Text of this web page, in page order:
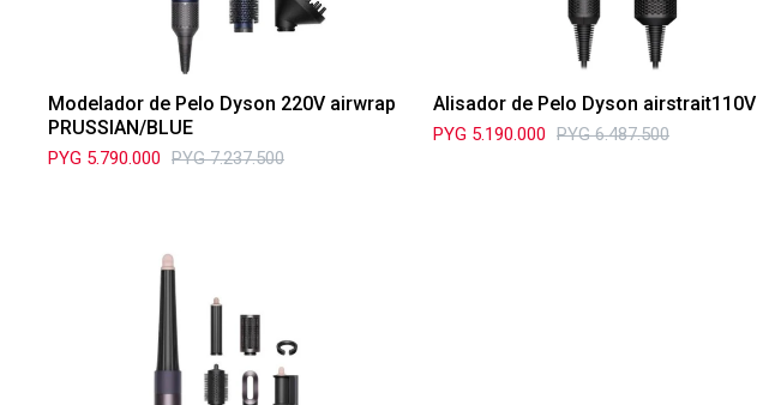
Modelador de Pelo Dyson 220V airwrap
PRUSSIAN/BLUE
PYG 5.790.000 PYG 7.237.500
Alisador de Pelo Dyson airstrait110V
PYG 5.190.000 PYG 6.487.500